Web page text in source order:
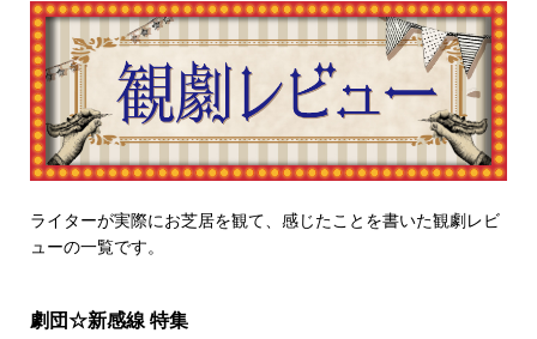
ライターが実際にお芝居を観て、感じたことを書いた観劇レビ
ューの一覧です。
劇団☆新感線 特集